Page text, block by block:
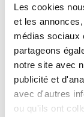
Les cookies
et les
médias sociaux
partageons
notre site avec
publicité et
avec d'autres
ou qu'ils ont
Secured
Shipping